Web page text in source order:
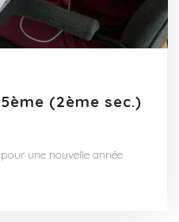
(2ème sec.)
une nouvelle année